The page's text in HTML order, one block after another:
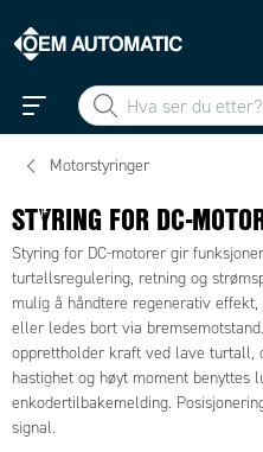
Motorstyringer
STYRING FOR DC-
Styring for DC-motorer gir
turtallsregulering, retning og
mulig å håndtere regenerativ
eller ledes bort via
opprettholder kraft ved lave turtall,
hastighet og høyt moment benyttes
enkodertilbakemelding.
signal.
F
u
n
ks
jo
ns
g
ui
d
e